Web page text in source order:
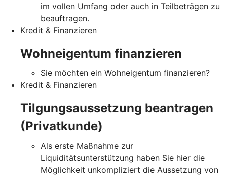
im vollen Umfang oder auch in Teilbeträgen zu
beauftragen.
Kredit & Finanzieren
Wohneigentum finanzieren
Sie möchten ein Wohneigentum finanzieren?
Kredit & Finanzieren
Tilgungsaussetzung beantragen
(Privatkunde)
Als erste Maßnahme zur
Liquiditätsunterstützung haben Sie hier die
Möglichkeit unkompliziert die Aussetzung von